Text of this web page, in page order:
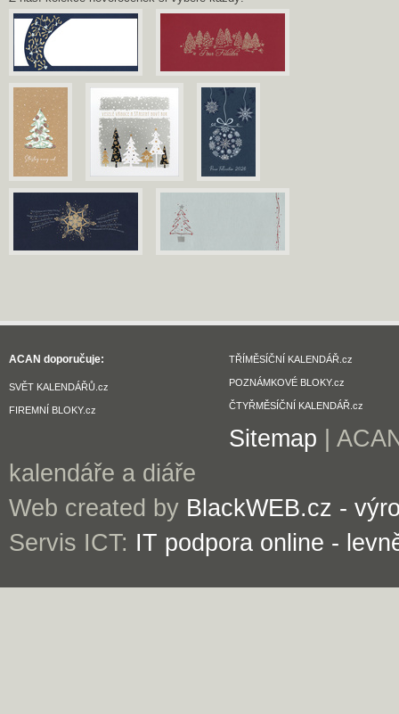
ACAN doporučuje:
SVĚT KALENDÁŘŮ.cz
FIREMNÍ BLOKY.cz
TŘÍMĚSÍČNÍ KALENDÁŘ.cz
POZNÁMKOVÉ BLOKY.cz
ČTYŘMĚSÍČNÍ KALENDÁŘ.cz
Sitemap |
kalendáře a diáře
Web created by BlackWEB.cz -
Servis ICT: IT podpora online -